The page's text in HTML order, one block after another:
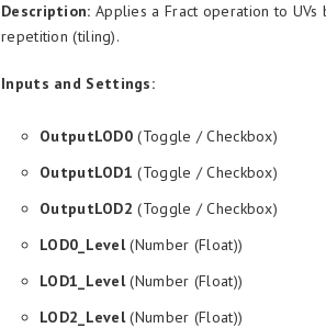
Description: Applies a Fract operation to
repetition (tiling).
Inputs and Settings:
OutputLOD0 (Toggle / Checkbox)
OutputLOD1 (Toggle / Checkbox)
OutputLOD2 (Toggle / Checkbox)
LOD0_Level(Number (Float))
LOD1_Level(Number (Float))
LOD2_Level(Number (Float))